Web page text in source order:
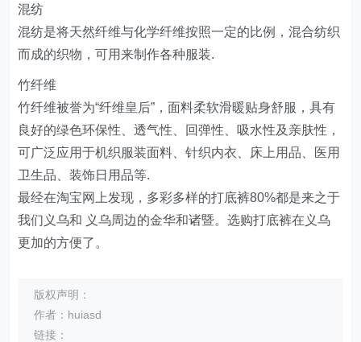
混纺
混纺是将天然纤维与化学纤维按照一定的比例，混合纺织
而成的织物，可用来制作各种服装.
竹纤维
竹纤维被誉为“纤维皇后”，面料柔软滑暖贴身舒服，具有
良好的绿色环保性、透气性、回弹性、吸水性及亲肤性，
可广泛应用于机织服装面料、针织内衣、床上用品、医用
卫生品、装饰日用品等.
最经在淘宝网上发现，多彩多样的打底裤80%都是来之于
我们义乌和 义乌周边的金华和诸暨。选购打底裤在义乌
更加的方便了。
版权声明：
作者：huiasd
链接：